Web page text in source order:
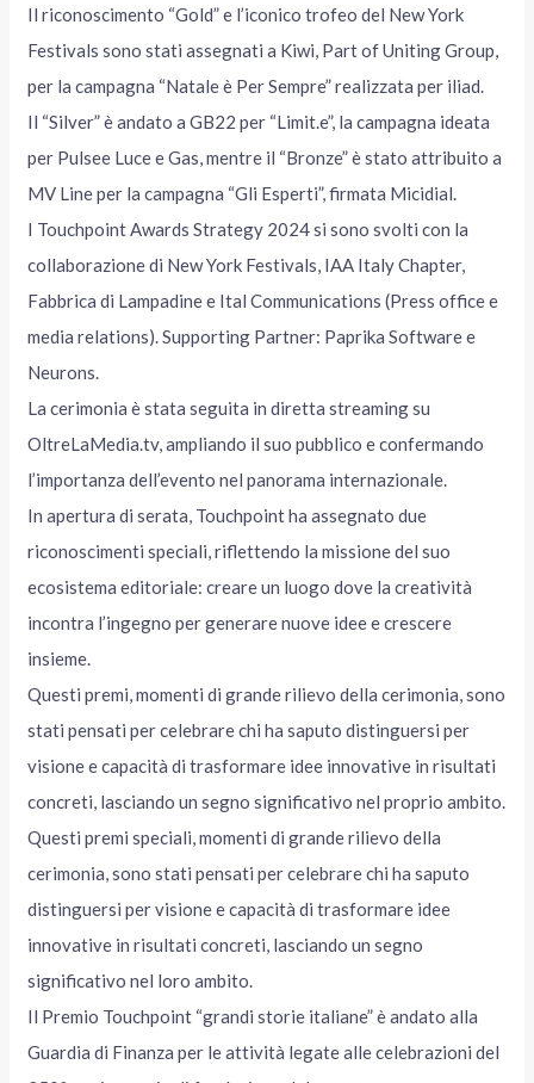
Il riconoscimento “Gold” e l’iconico trofeo del New York
Festivals sono stati assegnati a Kiwi, Part of Uniting Group,
per la campagna “Natale è Per Sempre” realizzata per iliad.
Il “Silver” è andato a GB22 per “Limit.e”, la campagna ideata
per Pulsee Luce e Gas, mentre il “Bronze” è stato attribuito a
MV Line per la campagna “Gli Esperti”, firmata Micidial.
I Touchpoint Awards Strategy 2024 si sono svolti con la
collaborazione di New York Festivals, IAA Italy Chapter,
Fabbrica di Lampadine e Ital Communications (Press office e
media relations). Supporting Partner: Paprika Software e
Neurons.
La cerimonia è stata seguita in diretta streaming su
OltreLaMedia.tv, ampliando il suo pubblico e confermando
l’importanza dell’evento nel panorama internazionale.
In apertura di serata, Touchpoint ha assegnato due
riconoscimenti speciali, riflettendo la missione del suo
ecosistema editoriale: creare un luogo dove la creatività
incontra l’ingegno per generare nuove idee e crescere
insieme.
Questi premi, momenti di grande rilievo della cerimonia, sono
stati pensati per celebrare chi ha saputo distinguersi per
visione e capacità di trasformare idee innovative in risultati
concreti, lasciando un segno significativo nel proprio ambito.
Questi premi speciali, momenti di grande rilievo della
cerimonia, sono stati pensati per celebrare chi ha saputo
distinguersi per visione e capacità di trasformare idee
innovative in risultati concreti, lasciando un segno
significativo nel loro ambito.
Il Premio Touchpoint “grandi storie italiane” è andato alla
Guardia di Finanza per le attività legate alle celebrazioni del